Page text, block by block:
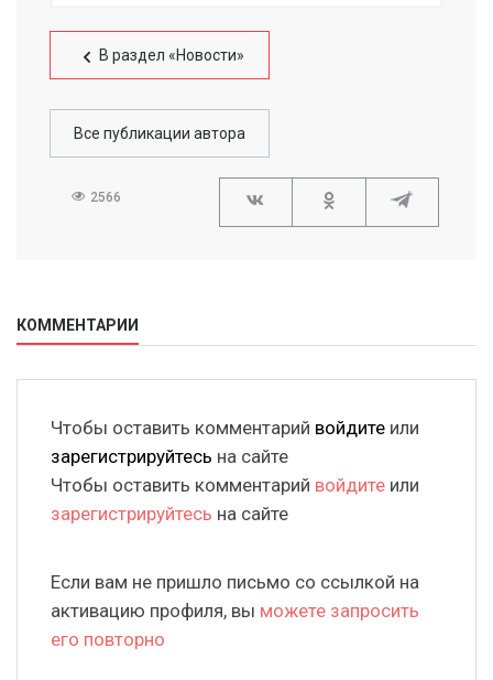
В раздел «Новости»
Все публикации автора
2566
КОММЕНТАРИИ
Чтобы оставить комментарий войдите или
зарегистрируйтесь на сайте
Чтобы оставить комментарий войдите или
зарегистрируйтесь на сайте
Если вам не пришло письмо со ссылкой на
активацию профиля, вы можете запросить
его повторно